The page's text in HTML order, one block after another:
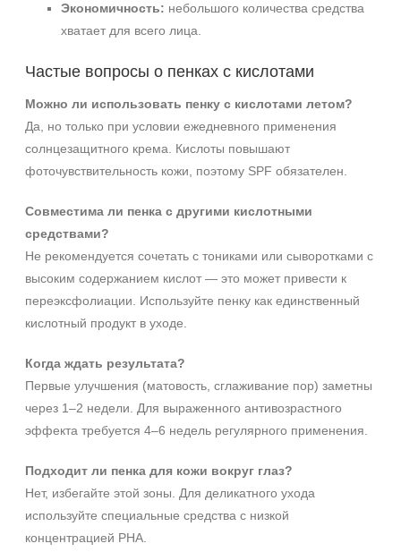
Экономичность: небольшого количества средства
хватает для всего лица.
Частые вопросы о пенках с кислотами
Можно ли использовать пенку с кислотами летом?
Да, но только при условии ежедневного применения
солнцезащитного крема. Кислоты повышают
фоточувствительность кожи, поэтому SPF обязателен.
Совместима ли пенка с другими кислотными
средствами?
Не рекомендуется сочетать с тониками или сыворотками с
высоким содержанием кислот — это может привести к
переэксфолиации. Используйте пенку как единственный
кислотный продукт в уходе.
Когда ждать результата?
Первые улучшения (матовость, сглаживание пор) заметны
через 1–2 недели. Для выраженного антивозрастного
эффекта требуется 4–6 недель регулярного применения.
Подходит ли пенка для кожи вокруг глаз?
Нет, избегайте этой зоны. Для деликатного ухода
используйте специальные средства с низкой
концентрацией PHA.